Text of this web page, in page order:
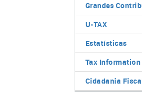
Grandes
U-TAX
Estatísticas
Tax Information
Cidadania